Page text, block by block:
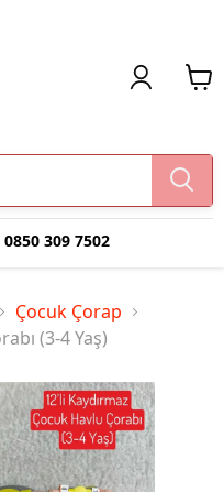
309 7502
Çocuk Çorap
(3-4 Yaş)